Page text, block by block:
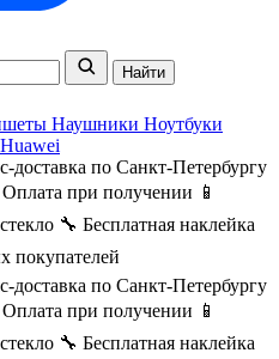
Найти
Наушники Ноутбуки
Huawei
доставка по Санкт-Петербургу
при получении 📱
🔧 Бесплатная наклейка
покупателей
доставка по Санкт-Петербургу
при получении 📱
🔧 Бесплатная наклейка